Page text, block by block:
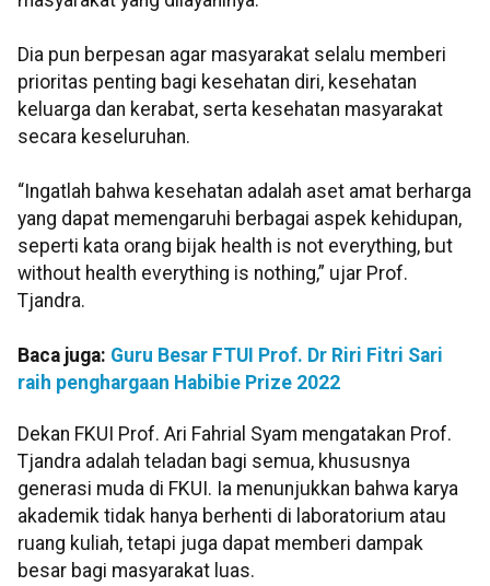
Dia pun berpesan agar masyarakat selalu memberi
prioritas penting bagi kesehatan diri, kesehatan
keluarga dan kerabat, serta kesehatan masyarakat
secara keseluruhan.
“Ingatlah bahwa kesehatan adalah aset amat berharga
yang dapat memengaruhi berbagai aspek kehidupan,
seperti kata orang bijak health is not everything, but
without health everything is nothing,” ujar Prof.
Tjandra.
Baca juga: Guru Besar FTUI Prof. Dr Riri Fitri Sari
raih penghargaan Habibie Prize 2022
Dekan FKUI Prof. Ari Fahrial Syam mengatakan Prof.
Tjandra adalah teladan bagi semua, khususnya
generasi muda di FKUI. Ia menunjukkan bahwa karya
akademik tidak hanya berhenti di laboratorium atau
ruang kuliah, tetapi juga dapat memberi dampak
besar bagi masyarakat luas.